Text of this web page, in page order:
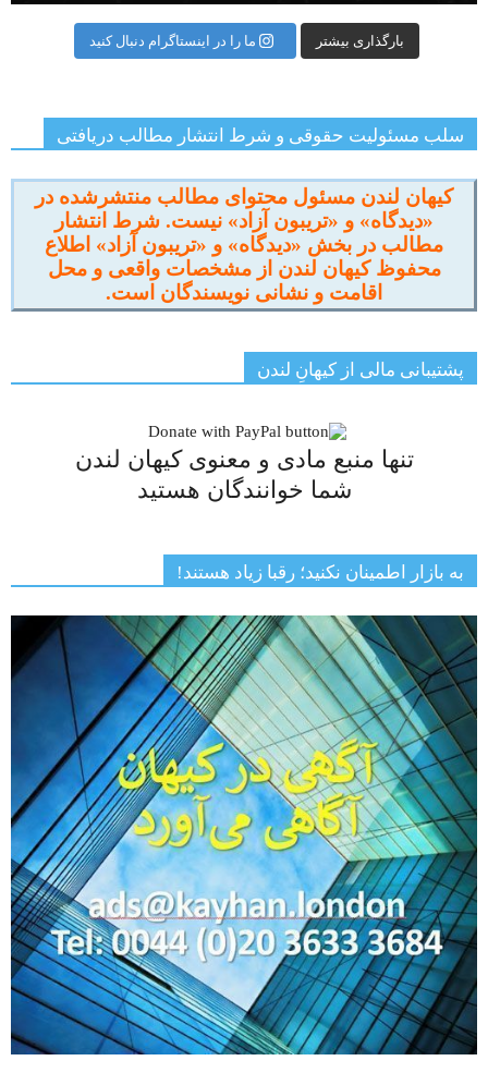
بارگذاری بیشتر ما را در اینستاگرام دنبال کنید
سلب مسئولیت حقوقی و شرط انتشار مطالب دریافتی
کیهان لندن مسئول محتوای مطالب منتشرشده در
«دیدگاه» و «تریبون آزاد» نیست. شرط انتشار
مطالب در بخش «دیدگاه» و «تریبون آزاد» اطلاع
محفوظ کیهان لندن از مشخصات واقعی و محل
اقامت و نشانی نویسندگان است.
پشتیبانی مالی از کیهانِ لندن
تنها منبع مادی و معنوی کیهان لندن
شما خوانندگان هستید
به بازار اطمینان نکنید؛ رقبا زیاد هستند!